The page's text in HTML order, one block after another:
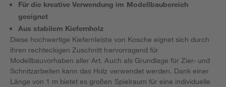
Für die kreative Verwendung im Modellbaubereich
geeignet
Aus stabilem Kiefernholz
Diese hochwertige Kiefernleiste von Kosche eignet sich durch
ihren rechteckigen Zuschnitt hervorragend für
Modellbauvorhaben aller Art. Auch als Grundlage für Zier- und
Schnitzarbeiten kann das Holz verwendet werden. Dank einer
Länge von 1 m bietet es großen Spielraum für eine individuelle